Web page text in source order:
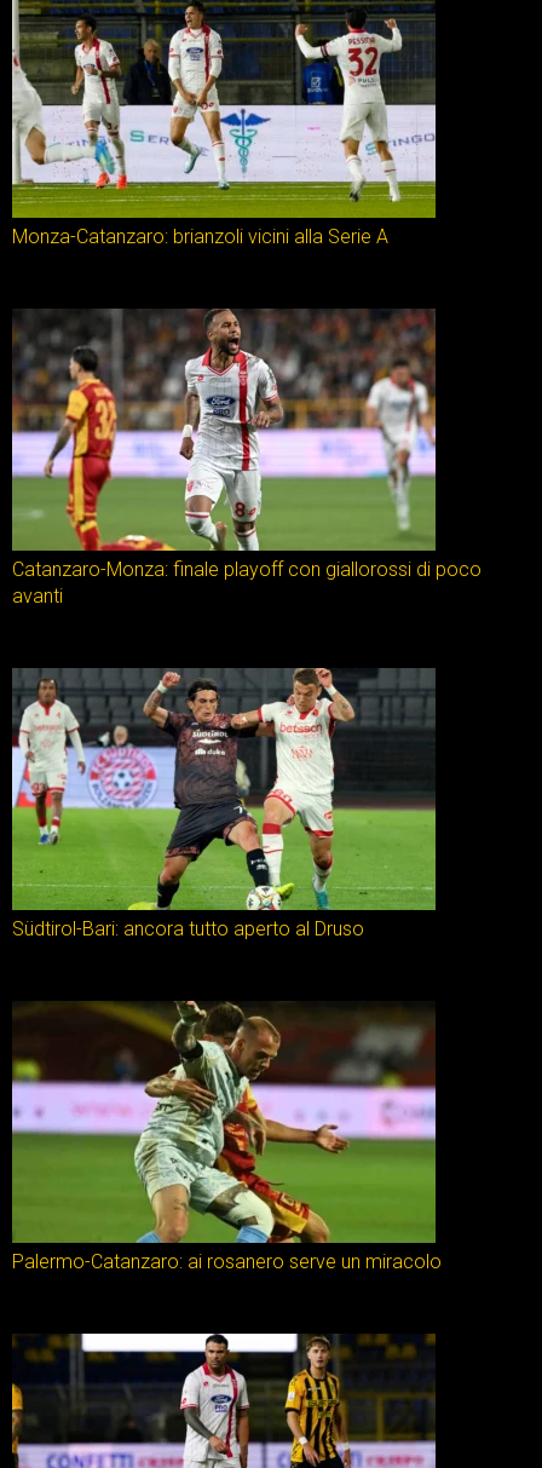
Monza-Catanzaro: brianzoli vicini alla Serie A
Catanzaro-Monza: finale playoff con giallorossi di poco
avanti
Südtirol-Bari: ancora tutto aperto al Druso
Palermo-Catanzaro: ai rosanero serve un miracolo